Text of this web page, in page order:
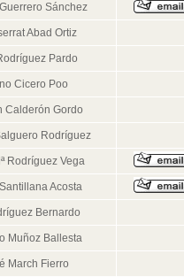
Sánchez
Abad Ortiz
Pardo
Cicero Poo
Calderón Gordo
Rodríguez
Rodríguez Vega
Acosta
Bernardo
Muñoz Ballesta
March Fierro